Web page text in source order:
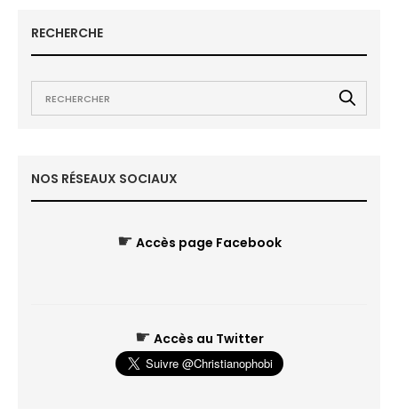
RECHERCHE
NOS RÉSEAUX SOCIAUX
☛ Accès page Facebook
☛ Accès au Twitter